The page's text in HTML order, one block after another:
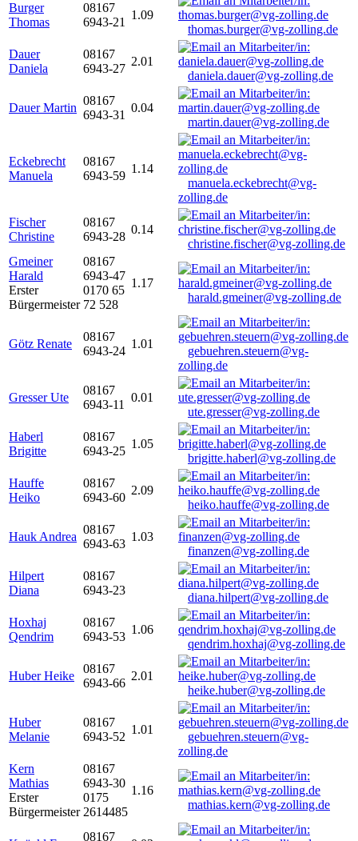
Burger
Thomas
08167
6943-21
1.09
thomas.burger@vg-zolling.de
Dauer
Daniela
08167
6943-27
2.01
daniela.dauer@vg-zolling.de
Dauer Martin
08167
6943-31
0.04
martin.dauer@vg-zolling.de
Eckebrecht
Manuela
08167
6943-59
1.14
manuela.eckebrecht@vg-
zolling.de
Fischer
Christine
08167
6943-28
0.14
christine.fischer@vg-zolling.de
Gmeiner
Harald
Erster
Bürgermeister
08167
6943-47
0170 65
72 528
1.17
harald.gmeiner@vg-zolling.de
Götz Renate
08167
6943-24
1.01
gebuehren.steuern@vg-
zolling.de
Gresser Ute
08167
6943-11
0.01
ute.gresser@vg-zolling.de
Haberl
Brigitte
08167
6943-25
1.05
brigitte.haberl@vg-zolling.de
Hauffe
Heiko
08167
6943-60
2.09
heiko.hauffe@vg-zolling.de
Hauk Andrea
08167
6943-63
1.03
finanzen@vg-zolling.de
Hilpert
Diana
08167
6943-23
diana.hilpert@vg-zolling.de
Hoxhaj
Qendrim
08167
6943-53
1.06
qendrim.hoxhaj@vg-zolling.de
Huber Heike
08167
6943-66
2.01
heike.huber@vg-zolling.de
Huber
Melanie
08167
6943-52
1.01
gebuehren.steuern@vg-
zolling.de
Kern
Mathias
Erster
Bürgermeister
08167
6943-30
0175
2614485
1.16
mathias.kern@vg-zolling.de
08167